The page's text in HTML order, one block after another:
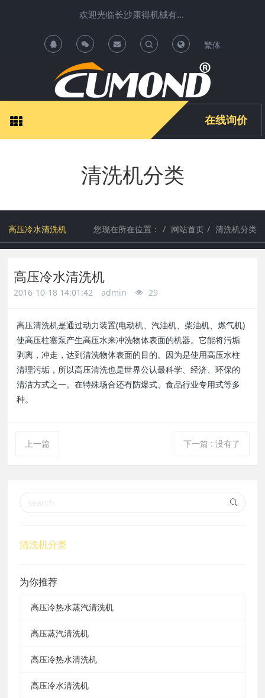
欢迎光临长沙康得机械有限公司清洗机项目运营中心 !
T
o
g
g
l
S
c
h
T
o
g
g
l
S
c
h
繁体
在线询价
清洗机分类
高压冷水清洗机 您现在所在位置： 网站首页 清洗机分类
高压冷水清洗机
2016-10-18 14:01:42 admin 29
高压清洗机是通过动力装置(电动机、汽油机、柴油机、燃气机)
使高压柱塞泵产生高压水来冲洗物体表面的机器。它能将污垢
剥离，冲走，达到清洗物体表面的目的。因为是使用高压水柱
清理污垢，所以高压清洗也是世界公认最科学、经济、环保的
清洁方式之一。在特殊场合还有防爆式、食品行业专用式等多
种。
上一篇 下一篇 : 没有了
清洗机分类
为你推荐
高压冷热水蒸汽清洗机
高压蒸汽清洗机
高压冷热水清洗机
高压冷水清洗机